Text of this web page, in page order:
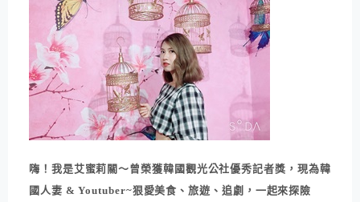
嗨！我是艾蜜莉關～曾榮獲韓國觀光公社優秀記者獎，現為韓
國人妻 & Youtuber~狠愛美食、旅遊、追劇，一起來探險